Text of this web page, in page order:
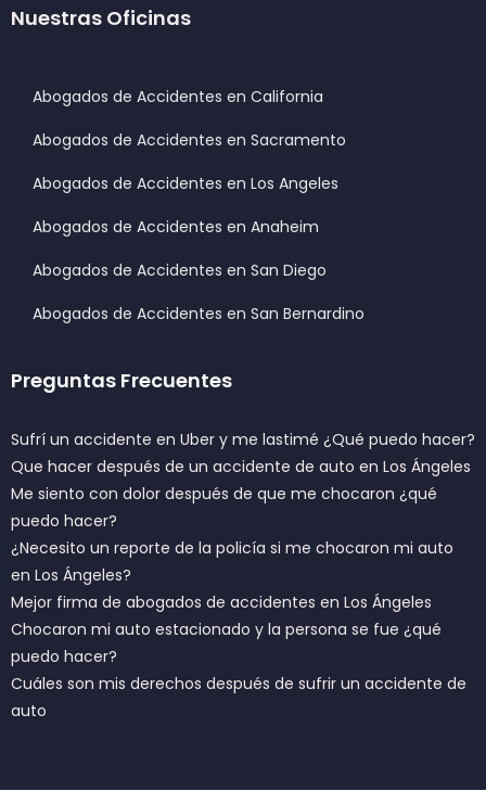
Nuestras Oficinas
Abogados de Accidentes en California
Abogados de Accidentes en Sacramento
Abogados de Accidentes en Los Angeles
Abogados de Accidentes en Anaheim
Abogados de Accidentes en San Diego
Abogados de Accidentes en San Bernardino
Preguntas Frecuentes
Sufrí un accidente en Uber y me lastimé ¿Qué puedo hacer?
Que hacer después de un accidente de auto en Los Ángeles
Me siento con dolor después de que me chocaron ¿qué
puedo hacer?
¿Necesito un reporte de la policía si me chocaron mi auto
en Los Ángeles?
Mejor firma de abogados de accidentes en Los Ángeles
Chocaron mi auto estacionado y la persona se fue ¿qué
puedo hacer?
Cuáles son mis derechos después de sufrir un accidente de
auto